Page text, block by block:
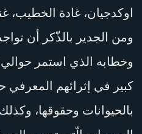
اوكدجيان، غادة الخطيب،
ومن الجدير بالذّكر أن
وخطابه الذي استمر
كبير في إثرائهم المعرفي
بالحيوانات وحقوقها،